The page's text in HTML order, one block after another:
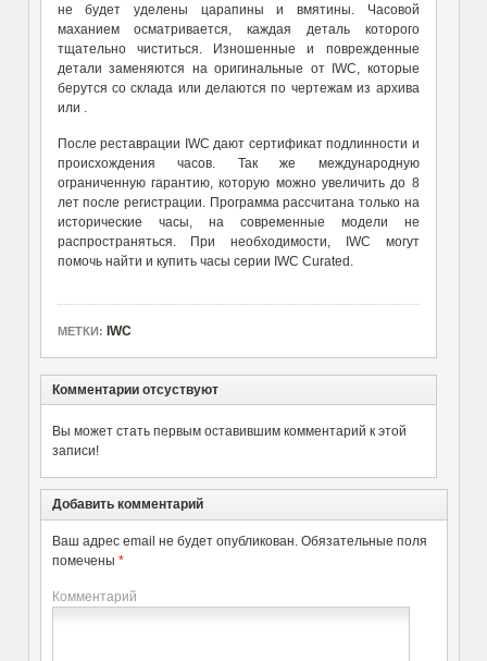
не будет уделены царапины и вмятины. Часовой
маханием осматривается, каждая деталь которого
тщательночиститься. Изношенные и поврежденные
детали заменяются на оригинальные от IWC, которые
берутся со склада или делаются по чертежам из архива
или .
После реставрации IWC дают сертификат подлинности и
происхождения часов. Так же международную
ограниченную гарантию, которую можно увеличить до 8
лет после регистрации. Программа рассчитана только на
исторические часы, на современные модели не
распространяться. При необходимости, IWC могут
помочь найти и купить часы серии IWC Curated.
МЕТКИ: IWC
Комментарии отсуствуют
Вы может стать первым оставившим комментарий к этой
записи!
Добавить комментарий
Ваш адрес email не будет опубликован. Обязательные поля
помечены *
Комментарий